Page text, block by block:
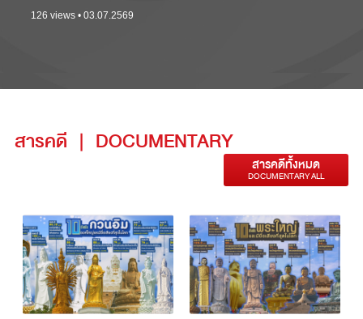
126 views • 03.07.2569
สารคดี | DOCUMENTARY
สารคดีทั้งหมด
DOCUMENTARY ALL